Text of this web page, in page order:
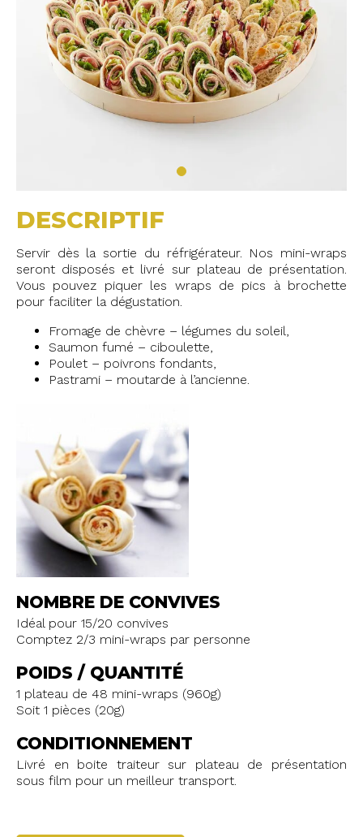
DESCRIPTIF
Servir dès la sortie du réfrigérateur. Nos mini-wraps
seront disposés et livré sur plateau de présentation.
Vous pouvez piquer les wraps de pics à brochette
pour faciliter la dégustation.
Fromage de chèvre – légumes du soleil,
Saumon fumé – ciboulette,
Poulet – poivrons fondants,
Pastrami – moutarde à l’ancienne.
NOMBRE DE CONVIVES
Idéal pour 15/20 convives
Comptez 2/3 mini-wraps par personne
POIDS / QUANTITÉ
1 plateau de 48 mini-wraps (960g)
Soit 1 pièces (20g)
CONDITIONNEMENT
Livré en boite traiteur sur plateau de présentation
sous film pour un meilleur transport.